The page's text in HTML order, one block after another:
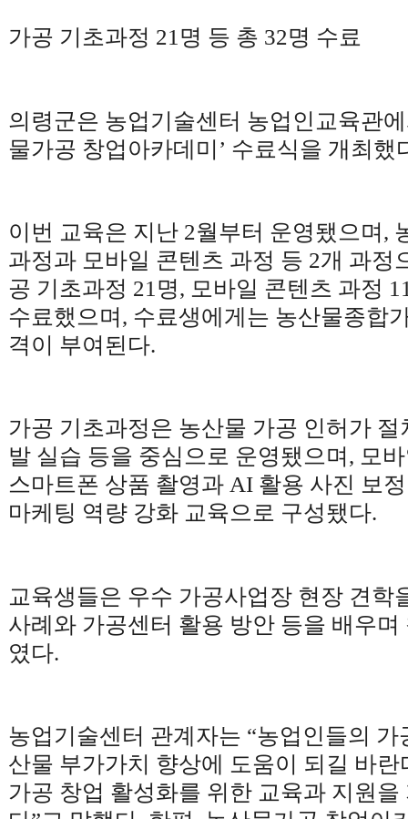
가공 기초과정 21 명 등 총 32명 수료
의령군은 농업기술센터 농업인교육관
물가공 창업아카데미 ’ 수료식을 개최했
이번 교육은 지난 2월부터 운영됐으며,
과정과 모바일 콘텐츠 과정 등 2개 과정
공 기초과정 21 명, 모바일 콘텐츠 과정
수료했으며, 수료생에게는 농산물종합
격이 부여된다.
가공 기초과정은 농산물 가공 인허가
발 실습 등을 중심으로 운영됐으며 , 모
스마트폰 상품 촬영과 AI 활용 사진 보
마케팅 역량 강화 교육으로 구성됐다.
교육생들은 우수 가공사업장 현장 견학
사례와 가공센터 활용 방안 등을 배우
였다.
농업기술센터 관계자는 “농업인들의 가
산물 부가가치 향상에 도움이 되길 바란
가공 창업 활성화를 위한 교육과 지원을